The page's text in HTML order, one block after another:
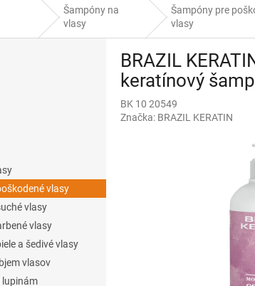
Šampóny na
vlasy
Šampóny pre
vlasy
vlasy
vlasy
vlasy
a šedivé vlasy
vlasov
lupinám
BRAZIL
keratínový
BK 10 20549
Značka: BRAZIL KERATIN